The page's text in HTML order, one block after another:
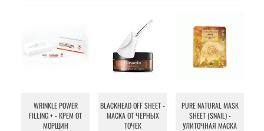
WRINKLE POWER
FILLING + - КРЕМ ОТ
МОРЩИН
BLACKHEAD OFF SHEET -
МАСКА ОТ ЧЕРНЫХ
ТОЧЕК
PURE NATURAL MASK
SHEET (SNAIL) -
УЛИТОЧНАЯ МАСКА